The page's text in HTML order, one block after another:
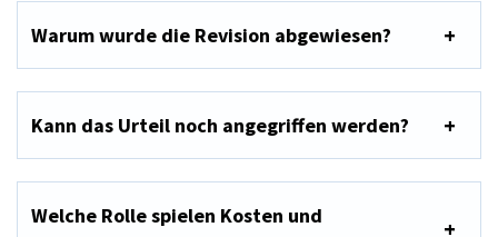
Warum wurde die Revision abgewiesen?
Kann das Urteil noch angegriffen werden?
Welche Rolle spielen Kosten und